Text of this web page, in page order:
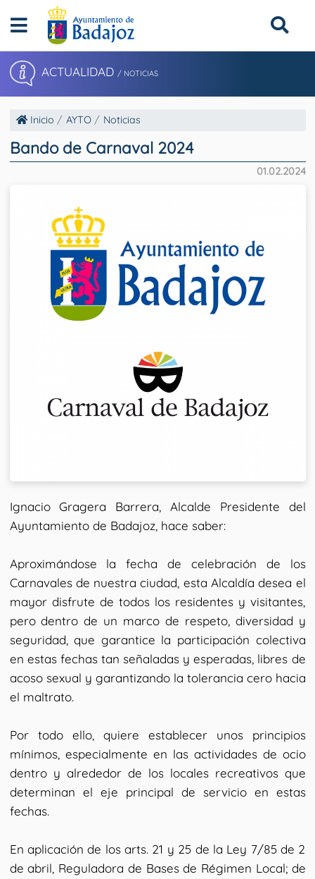
ACTUALIDAD / NOTICIAS
Inicio AYTO Noticias
Bando de Carnaval 2024
01.02.2024
Ignacio Gragera Barrera, Alcalde Presidente del
Ayuntamiento de Badajoz, hace saber:
Aproximándose la fecha de celebración de los
Carnavales de nuestra ciudad, esta Alcaldía desea el
mayor disfrute de todos los residentes y visitantes,
pero dentro de un marco de respeto, diversidad y
seguridad, que garantice la participación colectiva
en estas fechas tan señaladas y esperadas, libres de
acoso sexual y garantizando la tolerancia cero hacia
el maltrato.
Por todo ello, quiere establecer unos principios
mínimos, especialmente en las actividades de ocio
dentro y alrededor de los locales recreativos que
determinan el eje principal de servicio en estas
fechas.
En aplicación de los arts. 21 y 25 de la Ley 7/85 de 2
de abril, Reguladora de Bases de Régimen Local; de